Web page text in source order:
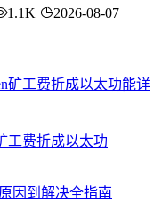
1.1K 2026-08-07
工费折成以太功